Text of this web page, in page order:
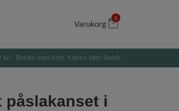
Varukorg
0
kr - Betala med kort, Klarna eller Swish
i